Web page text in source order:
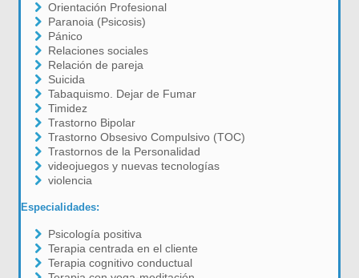
Orientación Profesional
Paranoia (Psicosis)
Pánico
Relaciones sociales
Relación de pareja
Suicida
Tabaquismo. Dejar de Fumar
Timidez
Trastorno Bipolar
Trastorno Obsesivo Compulsivo (TOC)
Trastornos de la Personalidad
videojuegos y nuevas tecnologías
violencia
Especialidades:
Psicología positiva
Terapia centrada en el cliente
Terapia cognitivo conductual